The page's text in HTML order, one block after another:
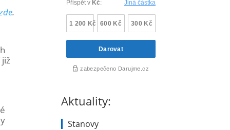
.
Aktuality:
Stanovy